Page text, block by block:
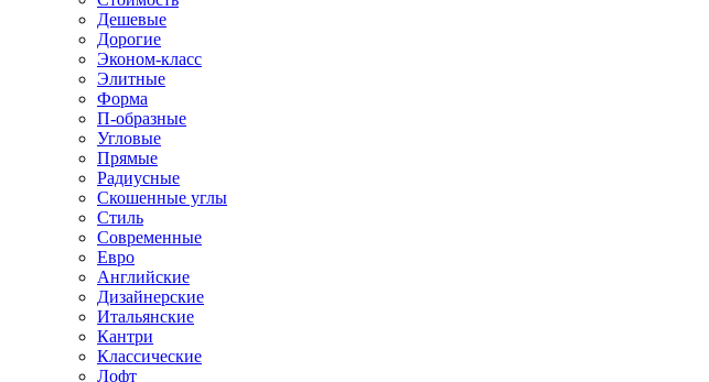
Дешевые
Дорогие
Эконом-класс
Элитные
Форма
П-образные
Угловые
Прямые
Радиусные
Скошенные углы
Стиль
Современные
Евро
Английские
Дизайнерские
Итальянские
Кантри
Классические
Лофт